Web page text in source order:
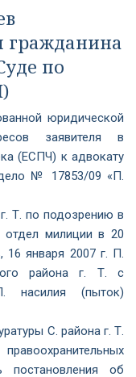
гражданина
по
юридической
заявителя в
(ЕСПЧ) к адвокату
№ 17853/09 «П.
Т. по подозрению в
отдел милиции в 20
января 2007 г. П.
района г. Т. с
насилия (пыток)
С. района г. Т.
постановления об